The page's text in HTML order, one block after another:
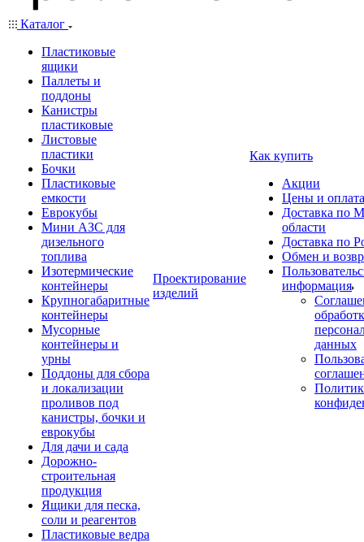
Каталог
Пластиковые
ящики
Паллеты и
поддоны
Канистры
пластиковые
Листовые
пластики
Бочки
Пластиковые
емкости
Еврокубы
Мини АЗС для
дизельного
топлива
Изотермические
контейнеры
Крупногабаритные
контейнеры
Мусорные
контейнеры и
урны
Поддоны для сбора
и локализации
проливов под
канистры, бочки и
еврокубы
Для дачи и сада
Дорожно-
строительная
продукция
Ящики для песка,
соли и реагентов
Пластиковые ведра
Проектирование
изделий
Как купить
Акции
Цены и оплата
Доставка по
области
Доставка по
Обмен и
информация
данных